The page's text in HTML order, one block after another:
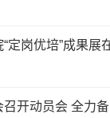
定岗优培”成果展
召开动员会 全力